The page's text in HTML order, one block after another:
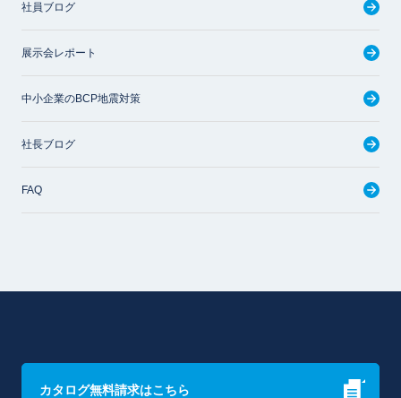
社員ブログ
展示会レポート
中小企業のBCP地震対策
社長ブログ
FAQ
カタログ無料請求はこちら